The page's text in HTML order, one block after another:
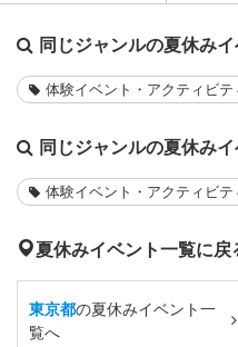
同じジャンルの夏休み
体験イベント・アクティビテ
同じジャンルの夏休み
体験イベント・アクティビテ
夏休みイベント一覧に戻
東京都の夏休みイベント一
覧へ